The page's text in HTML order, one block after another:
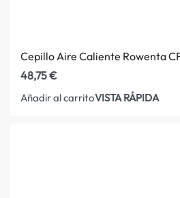
Cepillo Aire Caliente Rowenta
48,75€
Añadir al carritoVISTA RÁPIDA